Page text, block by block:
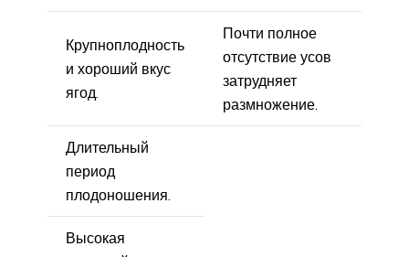
Крупноплодность
и хороший вкус
ягод.
Почти полное
отсутствие усов
затрудняет
размножение.
Длительный
период
плодоношения.
Высокая